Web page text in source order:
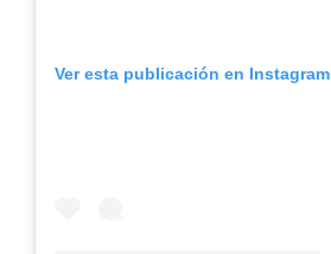
Ver esta publicación en Instagram